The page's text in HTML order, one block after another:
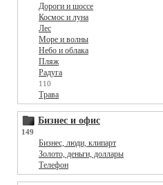
Дороги и шоссе
Космос и луна
Лес
Море и волны
Небо и облака
Пляж
Радуга
110
Трава
Бизнес и офис
149
Бизнес, люди, клипарт
Золото, деньги, доллары
Телефон